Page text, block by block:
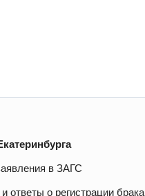
в ЗАГС
ответы о регистрации брака